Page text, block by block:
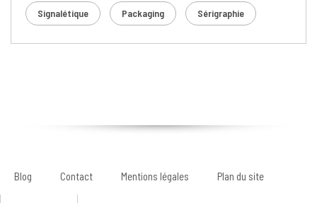
Signalétique Packaging Sérigraphie
Blog Contact Mentions légales Plan du site